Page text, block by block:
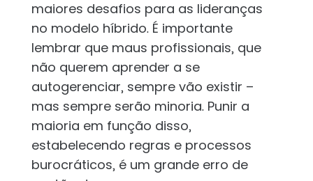
maiores desafios para as lideranças
no modelo híbrido. É importante
lembrar que maus profissionais, que
não querem aprender a se
autogerenciar, sempre vão existir –
mas sempre serão minoria. Punir a
maioria em função disso,
estabelecendo regras e processos
burocráticos, é um grande erro de